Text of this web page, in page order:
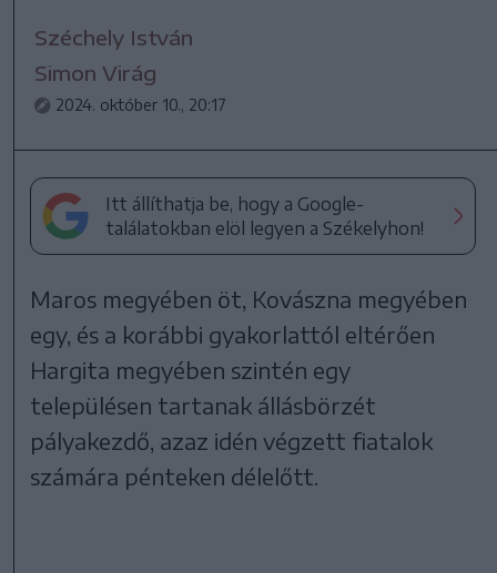
Széchely István
Simon Virág
2024. október 10., 20:17
Itt állíthatja be, hogy a Google-
találatokban elöl legyen a Székelyhon!
Maros megyében öt, Kovászna megyében
egy, és a korábbi gyakorlattól eltérően
Hargita megyében szintén egy
településen tartanak állásbörzét
pályakezdő, azaz idén végzett fiatalok
számára pénteken délelőtt.